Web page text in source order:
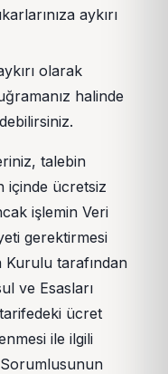
aykırı
olarak
halinde
talebin
içinde ücretsiz
işlemin Veri
gerektirmesi
Kurulu tarafından
ve Esasları
ücret
ile ilgili